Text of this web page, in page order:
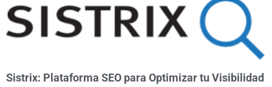
Sistrix: Plataforma SEO para Optimizar tu Visibilidad